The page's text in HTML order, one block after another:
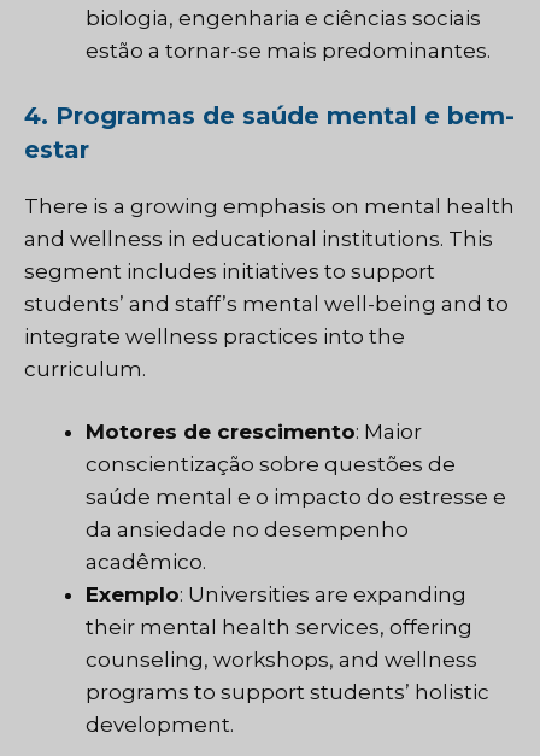
biologia, engenharia e ciências sociais
estão a tornar-se mais predominantes.
4. Programas de saúde mental e bem-
estar
There is a growing emphasis on mental health
and wellness in educational institutions. This
segment includes initiatives to support
students’ and staff’s mental well-being and to
integrate wellness practices into the
curriculum.
Motores de crescimento: Maior
conscientização sobre questões de
saúde mental e o impacto do estresse e
da ansiedade no desempenho
acadêmico.
Exemplo: Universities are expanding
their mental health services, offering
counseling, workshops, and wellness
programs to support students’ holistic
development.